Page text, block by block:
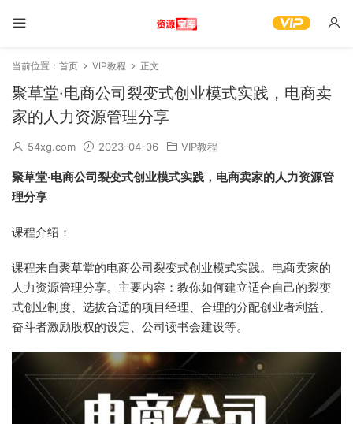
当前位置： 首页 VIP教程 正文
聚草堂·电商公司裂变式创业模式实践，电商卖
家的人力资源管理分享
54xg.com 2023-04-06 VIP教程
聚草堂·电商公司裂变式创业模式实践，电商卖家的人力资源管
理分享
课程介绍：
课程来自聚草堂的电商公司裂变式创业模式实践。电商卖家的
人力资源管理分享。主要内容：教你如何建立适合自己的裂变
式创业制度、选拔合适的项目经理、合理的分配创业者利益、
奋斗者激励股权的设定、公司读书会建设等。